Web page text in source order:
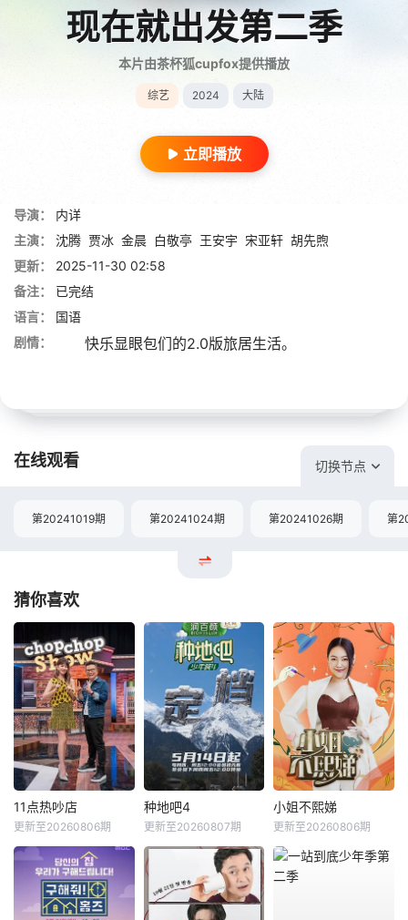
现在就出发第二季
本片由茶杯狐cupfox提供播放
综艺 2024 大陆
立即播放
导演：
内详
主演：
沈腾 贾冰 金晨 白敬亭 王安宇 宋亚轩 胡先煦
更新：
2025-11-30 02:58
备注：
已完结
语言：
国语
剧情：
快乐显眼包们的2.0版旅居生活。
在线观看 切换节点
第20241019期 第20241024期 第20241026期 第
猜你喜欢
11点热吵店
更新至20260806期
种地吧4
更新至20260807期
小姐不熙娣
更新至20260806期